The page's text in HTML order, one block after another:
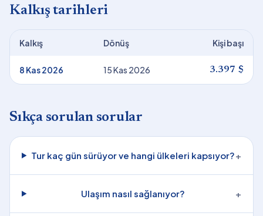
Kalkış tarihleri
Kalkış Dönüş Kişi başı
8 Kas 2026 15 Kas 2026 3.397 $
Sıkça sorulan sorular
Tur kaç gün sürüyor ve hangi ülkeleri kapsıyor?+
Ulaşım nasıl sağlanıyor? +